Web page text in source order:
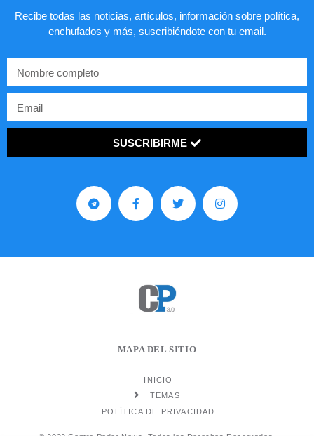
Recibe todas las noticias, artículos, información sobre política,
enchufados y más, suscribiéndote con tu email.
SUSCRIBIRME
MAPA DEL SITIO
INICIO
TEMAS
POLÍTICA DE PRIVACIDAD